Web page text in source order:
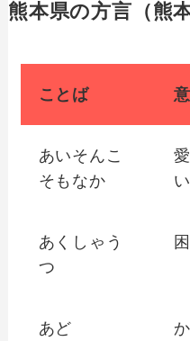
熊本県の方言（熊本
ことば
あいそんこ
そもなか
あくしゃう
つ
あど